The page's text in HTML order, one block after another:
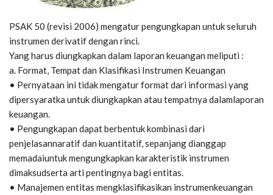
PSAK 50 (revisi 2006) mengatur pengungkapan untuk seluruh
instrumen derivatif dengan rinci.
Yang harus diungkapkan dalam laporan keuangan meliputi :
a. Format, Tempat dan Klasifikasi Instrumen Keuangan
• Pernyataan ini tidak mengatur format dari informasi yang
dipersyaratka untuk diungkapkan atau tempatnya dalamlaporan
keuangan.
• Pengungkapan dapat berbentuk kombinasi dari
penjelasannaratif dan kuantitatif, sepanjang dianggap
memadaiuntuk mengungkapkan karakteristik instrumen
dimaksudserta arti pentingnya bagi entitas.
• Manajemen entitas mengklasifikasikan instrumenkeuangan